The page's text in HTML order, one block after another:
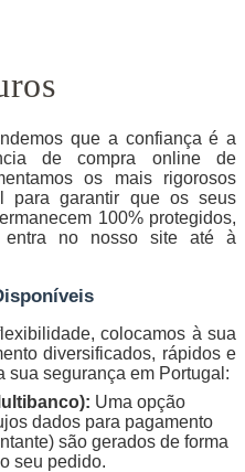
que a confiança é a
de compra online de
os mais rigorosos
para garantir que os seus
100% protegidos,
no nosso site até à
colocamos à sua
diversificados, rápidos e
sua segurança em Portugal:
Uma opção
dados para pagamento
são gerados de forma
seu pedido.